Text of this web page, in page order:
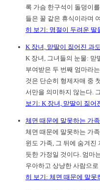
록 가슴 한구석이 돌덩이
들은 꿀 같은 휴식이라며
히 보기 : 명절이 두려운 딸
K 장녀, 맏딸이 짊어진 과
K 장녀, 그녀들의 눈물: 맏
부여받은 두 번째 엄마라
것은 단순히 형제자매 중
서만을 의미하지 않는다.
보기 : K 장녀, 맏딸이 짊어
체면 때문에 말못하는 가
체면 때문에 말못하는 가
윈도 가족, 그 뒤에 숨겨진
듯한 가정일 것이다. 엄마
우아하고 상냥한 사람으
히 보기 : 체면 때문에 말못